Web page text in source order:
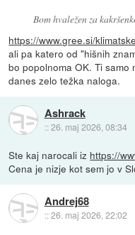
Bom hvaležen za
https://www.gree.si/
ali pa katero od "hišnih
bo popolnoma OK. Ti
danes zelo težka naloga.
Ashrack
::26. maj 2026, 08:34
Ste kaj narocali iz https://
Cena je nizje kot sem jo v
Andrej68
::26. maj 2026, 22:02